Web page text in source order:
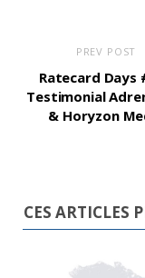
PREV POST
Ratecard Days
Testimonial
& Horyzon
CES ARTICLES